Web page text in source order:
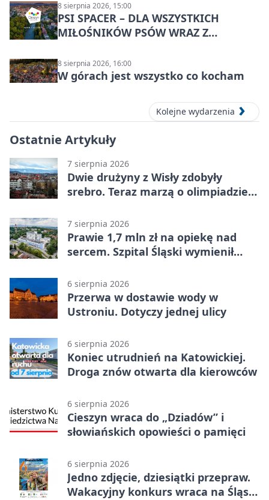
8 sierpnia 2026, 15:00
PSI SPACER – DLA WSZYSTKICH
MIŁOŚNIKÓW PSÓW WRAZ Z
8 sierpnia 2026, 16:00
W górach jest wszystko co kocham
Kolejne wydarzenia
Ostatnie Artykuły
7 sierpnia 2026
Dwie drużyny z Wisły zdobyły
srebro. Teraz marzą o olimpiadzie
7 sierpnia 2026
Prawie 1,7 mln zł na opiekę nad
sercem. Szpital Śląski wymienił
6 sierpnia 2026
Przerwa w dostawie wody w
Ustroniu. Dotyczy jednej ulicy
6 sierpnia 2026
Koniec utrudnień na Katowickiej.
Droga znów otwarta dla kierowców
6 sierpnia 2026
Cieszyn wraca do „Dziadów” i
słowiańskich opowieści o pamięci
6 sierpnia 2026
Jedno zdjęcie, dziesiątki przepraw.
Wakacyjny konkurs wraca na Śląsk